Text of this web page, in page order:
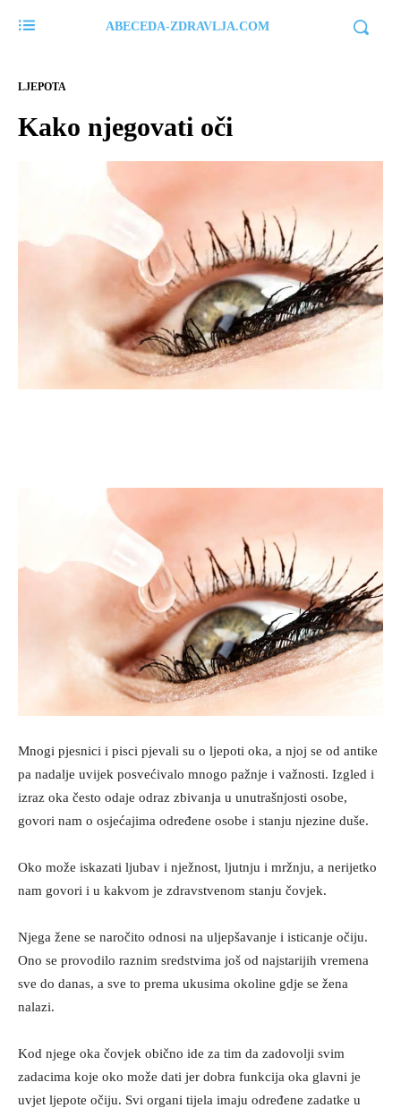
ABECEDA-ZDRAVLJA.COM
LJEPOTA
Kako njegovati oči
Mnogi pjesnici i pisci pjevali su o ljepoti oka, a njoj se od antike
pa nadalje uvijek posvećivalo mnogo pažnje i važnosti. Izgled i
izraz oka često odaje odraz zbivanja u unutrašnjosti osobe,
govori nam o osjećajima određene osobe i stanju njezine duše.
Oko može iskazati ljubav i nježnost, ljutnju i mržnju, a nerijetko
nam govori i u kakvom je zdravstvenom stanju čovjek.
Njega žene se naročito odnosi na uljepšavanje i isticanje očiju.
Ono se provodilo raznim sredstvima još od najstarijih vremena
sve do danas, a sve to prema ukusima okoline gdje se žena
nalazi.
Kod njege oka čovjek obično ide za tim da zadovolji svim
zadacima koje oko može dati jer dobra funkcija oka glavni je
uvjet ljepote očiju. Svi organi tijela imaju određene zadatke u